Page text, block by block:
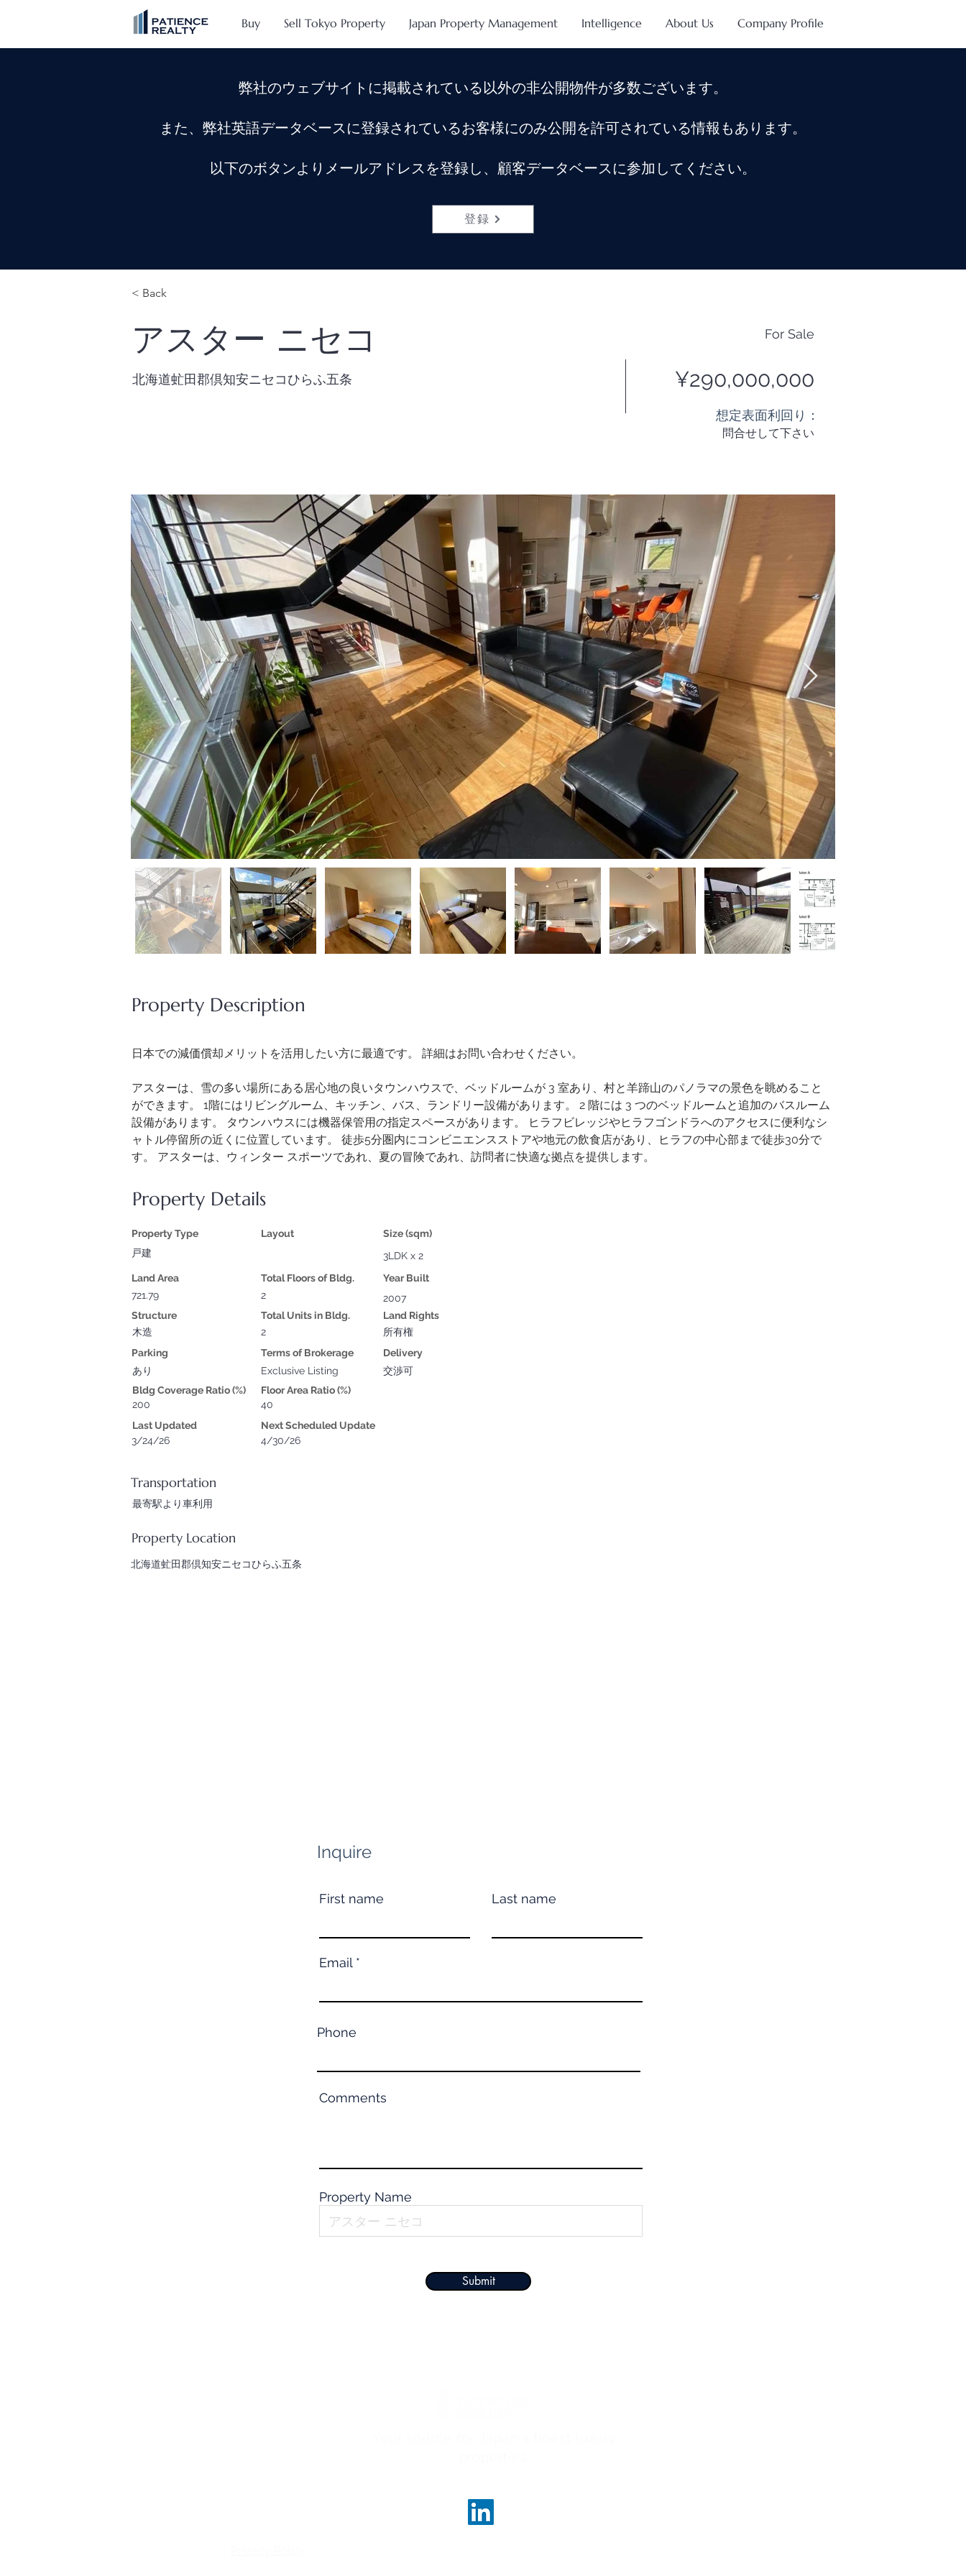
Buy Sell Tokyo Property Japan Property Management Intelligence About Us Company Profile
弊社のウェブサイトに掲載されている以外の非公開物件が多数ございます。
また、弊社英語データベースに登録されているお客様にのみ公開を許可されている情報もあります。
以下のボタンよりメールアドレスを登録し、顧客データベースに参加してください。
登録
< Back
アスター ニセコ
北海道虻田郡倶知安ニセコひらふ五条
For Sale
¥290,000,000
​想定表面利回り：
問合せして下さい
Property Description
日本での減価償却メリットを活用したい方に最適です。 詳細はお問い合わせください。
アスターは、雪の多い場所にある居心地の良いタウンハウスで、ベッドルームが 3 室あり、村と羊蹄山のパノラマの景色を眺めること
ができます。 1階にはリビングルーム、キッチン、バス、ランドリー設備があります。 2 階には 3 つのベッドルームと追加のバスルーム
設備があります。 タウンハウスには機器保管用の指定スペースがあります。 ヒラフビレッジやヒラフゴンドラへのアクセスに便利なシ
ャトル停留所の近くに位置しています。 徒歩5分圏内にコンビニエンスストアや地元の飲食店があり、ヒラフの中心部まで徒歩30分で
す。 アスターは、ウィンター スポーツであれ、夏の冒険であれ、訪問者に快適な拠点を提供します。
Property Details
Property Type
戸建
Land Area
721.79
Structure
木造
Parking
あり
Bldg Coverage Ratio (%)
200
Last Updated
3/24/26
Layout
Size (sqm)
3LDK x 2
Total Floors of Bldg.
2
Total Units in Bldg.
2
Year Built
2007
Land Rights
所有権
Terms of Brokerage
Exclusive Listing
Floor Area Ratio (%)
40
Delivery
交渉可
Next Scheduled Update
4/30/26
Transportation
最寄駅より車利用
Property Location
北海道虻田郡倶知安ニセコひらふ五条
Inquire
First name Last name
Email
Phone
Comments
Property Name
Submit